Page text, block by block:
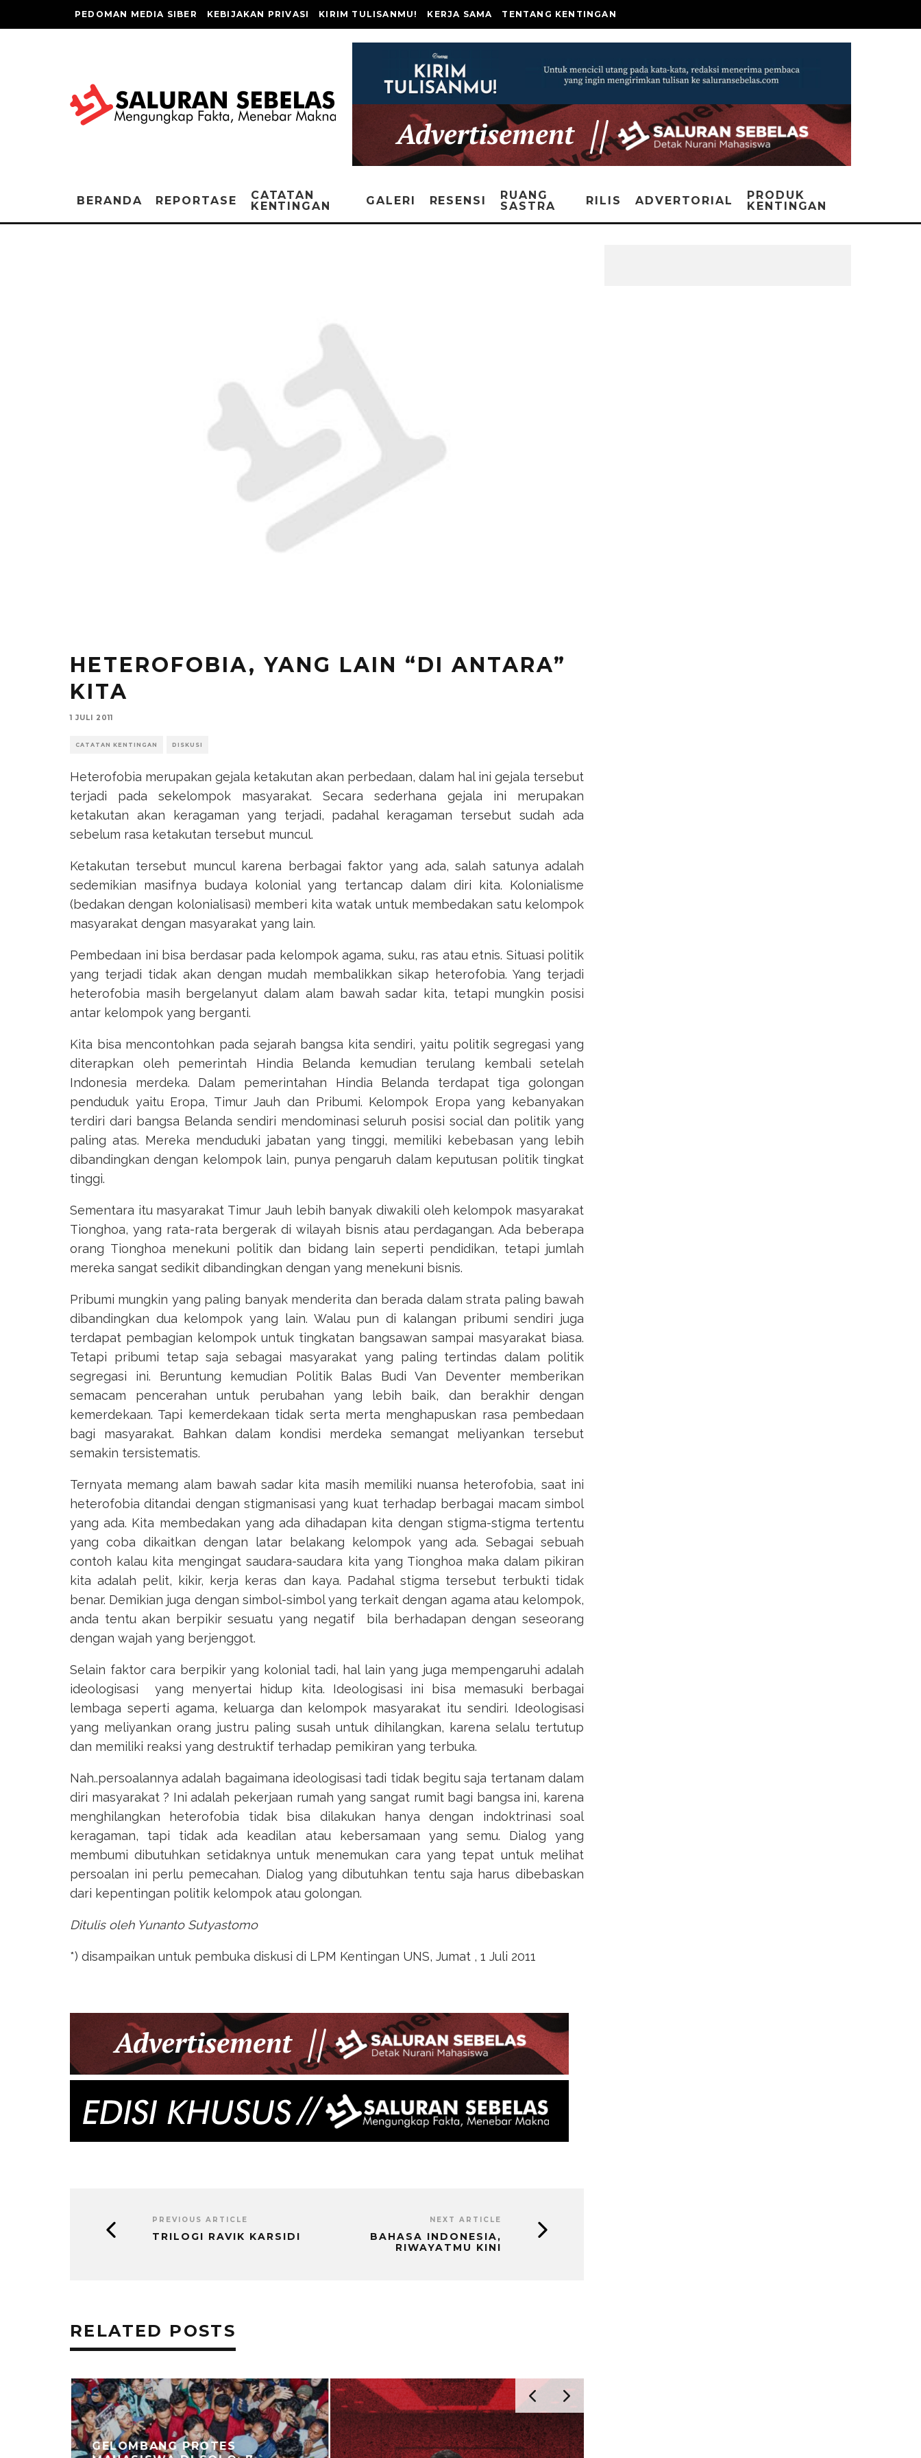
PEDOMAN MEDIA SIBER KEBIJAKAN PRIVASI KIRIM TULISANMU! KERJA SAMA TENTANG KENTINGAN
BERANDA REPORTASE
CATATAN
KENTINGAN
GALERI RESENSI
RUANG
SASTRA
RILIS ADVERTORIAL
PRODUK
KENTINGAN
HETEROFOBIA, YANG LAIN “DI ANTARA”
KITA
1 JULI 2011
CATATAN KENTINGAN DISKUSI
Heterofobia merupakan gejala ketakutan akan perbedaan, dalam hal ini gejala tersebut
terjadi pada sekelompok masyarakat. Secara sederhana gejala ini merupakan
ketakutan akan keragaman yang terjadi, padahal keragaman tersebut sudah ada
sebelum rasa ketakutan tersebut muncul.
Ketakutan tersebut muncul karena berbagai faktor yang ada, salah satunya adalah
sedemikian masifnya budaya kolonial yang tertancap dalam diri kita. Kolonialisme
(bedakan dengan kolonialisasi) memberi kita watak untuk membedakan satu kelompok
masyarakat dengan masyarakat yang lain.
Pembedaan ini bisa berdasar pada kelompok agama, suku, ras atau etnis. Situasi politik
yang terjadi tidak akan dengan mudah membalikkan sikap heterofobia. Yang terjadi
heterofobia masih bergelanyut dalam alam bawah sadar kita, tetapi mungkin posisi
antar kelompok yang berganti.
Kita bisa mencontohkan pada sejarah bangsa kita sendiri, yaitu politik segregasi yang
diterapkan oleh pemerintah Hindia Belanda kemudian terulang kembali setelah
Indonesia merdeka. Dalam pemerintahan Hindia Belanda terdapat tiga golongan
penduduk yaitu Eropa, Timur Jauh dan Pribumi. Kelompok Eropa yang kebanyakan
terdiri dari bangsa Belanda sendiri mendominasi seluruh posisi social dan politik yang
paling atas. Mereka menduduki jabatan yang tinggi, memiliki kebebasan yang lebih
dibandingkan dengan kelompok lain, punya pengaruh dalam keputusan politik tingkat
tinggi.
Sementara itu masyarakat Timur Jauh lebih banyak diwakili oleh kelompok masyarakat
Tionghoa, yang rata-rata bergerak di wilayah bisnis atau perdagangan. Ada beberapa
orang Tionghoa menekuni politik dan bidang lain seperti pendidikan, tetapi jumlah
mereka sangat sedikit dibandingkan dengan yang menekuni bisnis.
Pribumi mungkin yang paling banyak menderita dan berada dalam strata paling bawah
dibandingkan dua kelompok yang lain. Walau pun di kalangan pribumi sendiri juga
terdapat pembagian kelompok untuk tingkatan bangsawan sampai masyarakat biasa.
Tetapi pribumi tetap saja sebagai masyarakat yang paling tertindas dalam politik
segregasi ini. Beruntung kemudian Politik Balas Budi Van Deventer memberikan
semacam pencerahan untuk perubahan yang lebih baik, dan berakhir dengan
kemerdekaan. Tapi kemerdekaan tidak serta merta menghapuskan rasa pembedaan
bagi masyarakat. Bahkan dalam kondisi merdeka semangat meliyankan tersebut
semakin tersistematis.
Ternyata memang alam bawah sadar kita masih memiliki nuansa heterofobia, saat ini
heterofobia ditandai dengan stigmanisasi yang kuat terhadap berbagai macam simbol
yang ada. Kita membedakan yang ada dihadapan kita dengan stigma-stigma tertentu
yang coba dikaitkan dengan latar belakang kelompok yang ada. Sebagai sebuah
contoh kalau kita mengingat saudara-saudara kita yang Tionghoa maka dalam pikiran
kita adalah pelit, kikir, kerja keras dan kaya. Padahal stigma tersebut terbukti tidak
benar. Demikian juga dengan simbol-simbol yang terkait dengan agama atau kelompok,
anda tentu akan berpikir sesuatu yang negatif bila berhadapan dengan seseorang
dengan wajah yang berjenggot.
Selain faktor cara berpikir yang kolonial tadi, hal lain yang juga mempengaruhi adalah
ideologisasi yang menyertai hidup kita. Ideologisasi ini bisa memasuki berbagai
lembaga seperti agama, keluarga dan kelompok masyarakat itu sendiri. Ideologisasi
yang meliyankan orang justru paling susah untuk dihilangkan, karena selalu tertutup
dan memiliki reaksi yang destruktif terhadap pemikiran yang terbuka.
Nah..persoalannya adalah bagaimana ideologisasi tadi tidak begitu saja tertanam dalam
diri masyarakat ? Ini adalah pekerjaan rumah yang sangat rumit bagi bangsa ini, karena
menghilangkan heterofobia tidak bisa dilakukan hanya dengan indoktrinasi soal
keragaman, tapi tidak ada keadilan atau kebersamaan yang semu. Dialog yang
membumi dibutuhkan setidaknya untuk menemukan cara yang tepat untuk melihat
persoalan ini perlu pemecahan. Dialog yang dibutuhkan tentu saja harus dibebaskan
dari kepentingan politik kelompok atau golongan.
Ditulis oleh Yunanto Sutyastomo
*) disampaikan untuk pembuka diskusi di LPM Kentingan UNS, Jumat , 1 Juli 2011
PREVIOUS ARTICLE
TRILOGI RAVIK KARSIDI
NEXT ARTICLE
BAHASA INDONESIA,
RIWAYATMU KINI
RELATED POSTS
GELOMBANG PROTES